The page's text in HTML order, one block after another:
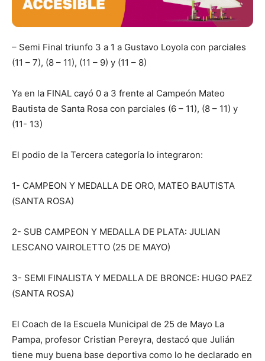
– Semi Final triunfo 3 a 1 a Gustavo Loyola con parciales
(11 – 7), (8 – 11), (11 – 9) y (11 – 8)
Ya en la FINAL cayó 0 a 3 frente al Campeón Mateo
Bautista de Santa Rosa con parciales (6 – 11), (8 – 11) y
(11- 13)
El podio de la Tercera categoría lo integraron:
1- CAMPEON Y MEDALLA DE ORO, MATEO BAUTISTA
(SANTA ROSA)
2- SUB CAMPEON Y MEDALLA DE PLATA: JULIAN
LESCANO VAIROLETTO (25 DE MAYO)
3- SEMI FINALISTA Y MEDALLA DE BRONCE: HUGO PAEZ
(SANTA ROSA)
El Coach de la Escuela Municipal de 25 de Mayo La
Pampa, profesor Cristian Pereyra, destacó que Julián
tiene muy buena base deportiva como lo he declarado en